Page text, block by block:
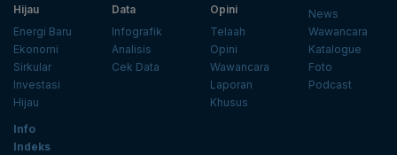
Hijau
Energi Baru
Ekonomi
Sirkular
Investasi
Hijau
Data
Infografik
Analisis
Cek Data
Opini
Telaah
Opini
Wawancara
Laporan
Khusus
News
Wawancara
Katalogue
Foto
Podcast
Info
Indeks